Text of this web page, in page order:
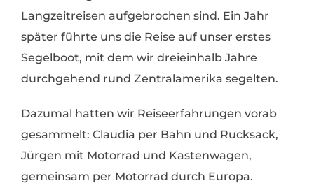
Langzeitreisen aufgebrochen sind. Ein Jahr
später führte uns die Reise auf unser erstes
Segelboot, mit dem wir dreieinhalb Jahre
durchgehend rund Zentralamerika segelten.
Dazumal hatten wir Reiseerfahrungen vorab
gesammelt: Claudia per Bahn und Rucksack,
Jürgen mit Motorrad und Kastenwagen,
gemeinsam per Motorrad durch Europa.